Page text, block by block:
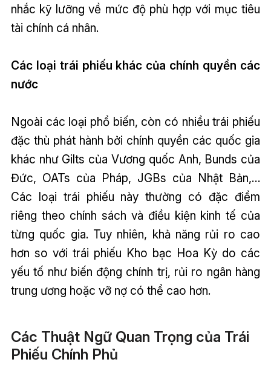
nhắc kỹ lưỡng về mức độ phù hợp với mục tiêu
tài chính cá nhân.
Các loại trái phiếu khác của chính quyền các
nước
Ngoài các loại phổ biến, còn có nhiều trái phiếu
đặc thù phát hành bởi chính quyền các quốc gia
khác như Gilts của Vương quốc Anh, Bunds của
Đức, OATs của Pháp, JGBs của Nhật Bản,…
Các loại trái phiếu này thường có đặc điểm
riêng theo chính sách và điều kiện kinh tế của
từng quốc gia. Tuy nhiên, khả năng rủi ro cao
hơn so với trái phiếu Kho bạc Hoa Kỳ do các
yếu tố như biến động chính trị, rủi ro ngân hàng
trung ương hoặc vỡ nợ có thể cao hơn.
Các Thuật Ngữ Quan Trọng của Trái
Phiếu Chính Phủ